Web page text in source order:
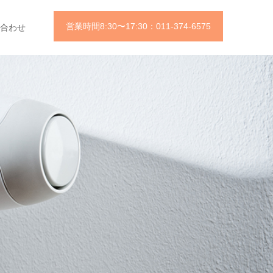
営業時間8:30〜17:30：011-374-6575
わせ